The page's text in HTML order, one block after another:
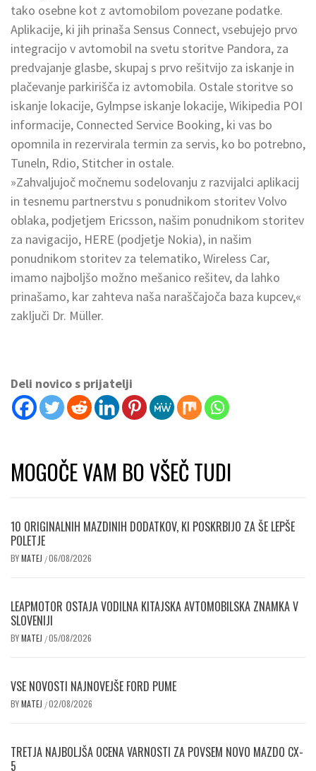
tako osebne kot z avtomobilom povezane podatke.
Aplikacije, ki jih prinaša Sensus Connect, vsebujejo prvo
integracijo v avtomobil na svetu storitve Pandora, za
predvajanje glasbe, skupaj s prvo rešitvijo za iskanje in
plačevanje parkirišča iz avtomobila. Ostale storitve so
iskanje lokacije, Gylmpse iskanje lokacije, Wikipedia POI
informacije, Connected Service Booking, ki vas bo
opomnila in rezervirala termin za servis, ko bo potrebno,
Tuneln, Rdio, Stitcher in ostale.
»Zahvaljujoč močnemu sodelovanju z razvijalci aplikacij
in tesnemu partnerstvu s ponudnikom storitev Volvo
oblaka, podjetjem Ericsson, našim ponudnikom storitev
za navigacijo, HERE (podjetje Nokia), in našim
ponudnikom storitev za telematiko, Wireless Car,
imamo najboljšo možno mešanico rešitev, da lahko
prinašamo, kar zahteva naša naraščajoča baza kupcev,«
zaključi Dr. Müller.
Deli novico s prijatelji
MOGOČE VAM BO VŠEČ TUDI
10 ORIGINALNIH MAZDINIH DODATKOV, KI POSKRBIJO ZA ŠE LEPŠE
POLETJE
BYMATEJ /06/08/2026
LEAPMOTOR OSTAJA VODILNA KITAJSKA AVTOMOBILSKA ZNAMKA V
SLOVENIJI
BYMATEJ /05/08/2026
VSE NOVOSTI NAJNOVEJŠE FORD PUME
BYMATEJ /02/08/2026
TRETJA NAJBOLJŠA OCENA VARNOSTI ZA POVSEM NOVO MAZDO CX-
5